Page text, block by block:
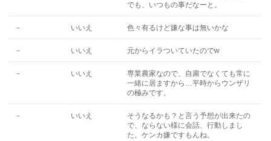
でも、いつもの事だなーと。
－ いいえ 色々有るけど嫌な事は無いかな
－ いいえ 元からイラついていたのでw
－ いいえ
専業農家なので、自粛でなくても常に
一緒に居ますから…平時からウンザリ
の極みです。
－ いいえ
そうなるかも？と言う予想が出来たの
で、ならない様に会話、行動しまし
た。ケンカ嫌ですもんね。